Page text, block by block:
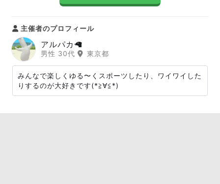
主催者のプロフィール
アルパカ🦙
男性 30代 東京都
みんなで楽しくゆる〜くスポーツしたり、ワイワイした
りするのが大好きです(*≧∀≦*)